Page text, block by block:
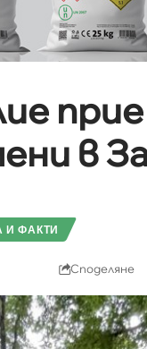
в
И ФАКТИ
Споделяне